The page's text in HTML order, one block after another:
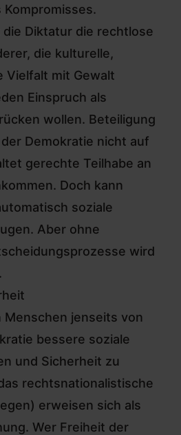
Diktatur die rechtlose
die kulturelle,
Vielfalt mit Gewalt
Einspruch als
wollen. Beteiligung
Demokratie nicht auf
gerechte Teilhabe an
Doch kann
soziale
Aber ohne
wird
Menschen jenseits von
bessere soziale
und Sicherheit zu
rechtsnationalistische
erweisen sich als
Wer Freiheit der